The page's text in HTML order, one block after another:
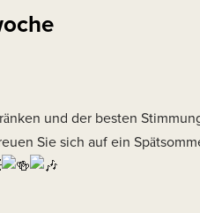
und der besten
Sie sich auf ein